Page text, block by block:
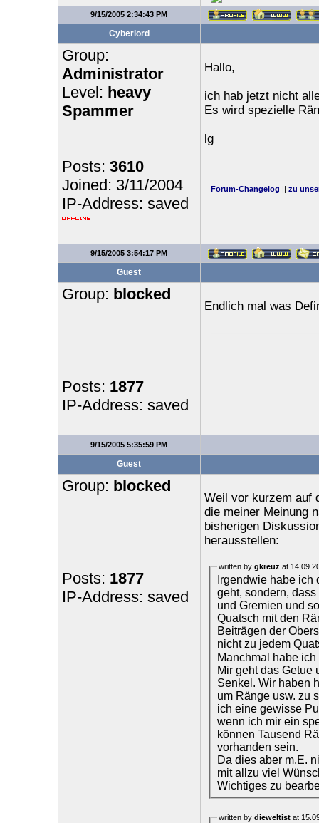
9/15/2005 2:34:43 PM
Cyberlord
Group:
Administrator
Level: heavy
Spammer
Posts: 3610
Joined: 3/11/2004
IP-Address: saved
Hallo,
ich hab jetzt nicht
Es wird spezielle
lg
Forum-Changelog || zu
9/15/2005 3:54:17 PM
Guest
Group: blocked
Posts: 1877
IP-Address: saved
Endlich mal was
9/15/2005 5:35:59 PM
Guest
Group: blocked
Posts: 1877
IP-Address: saved
Weil vor kurzem auf
die meiner Meinung
bisherigen
herausstellen:
written by gkreuz at
Irgendwie habe
geht, sondern,
und Gremien und
Quatsch mit den
Beiträgen der
nicht zu jedem
Manchmal habe
Mir geht das Getue
Senkel. Wir haben
um Ränge usw. zu
ich eine gewisse
wenn ich mir ein
können Tausend
vorhanden sein.
Da dies aber m.E.
mit allzu viel
Wichtiges zu
written by dieweltistat